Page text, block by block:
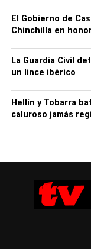
El Gobierno de
Chinchilla en
La Guardia Civil
un lince ibérico
Hellín y Tobarra
caluroso jamás